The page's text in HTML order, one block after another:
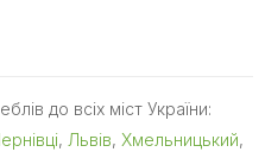
до всіх міст України:
, Львів, Хмельницький,